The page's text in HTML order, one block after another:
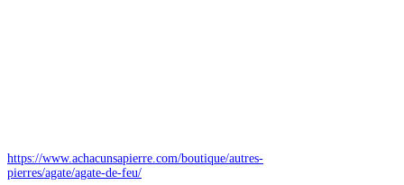
https://www.achacunsapierre.com/boutique/autres-
pierres/agate/agate-de-feu/